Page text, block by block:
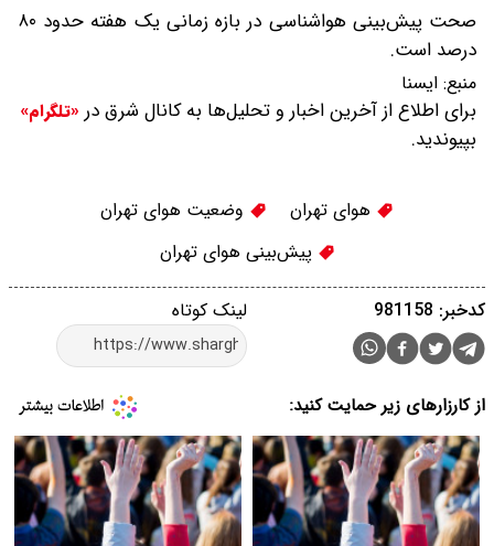
صحت پیش‌بینی هواشناسی در بازه زمانی یک هفته حدود ۸۰
درصد است.
منبع: ایسنا
برای اطلاع از آخرین اخبار و تحلیل‌ها به کانال شرق در «تلگرام»
بپیوندید.
هوای تهران
وضعیت هوای تهران
پیش‌بینی هوای تهران
لینک کوتاه کدخبر: 981158
از کارزارهای زیر حمایت کنید: